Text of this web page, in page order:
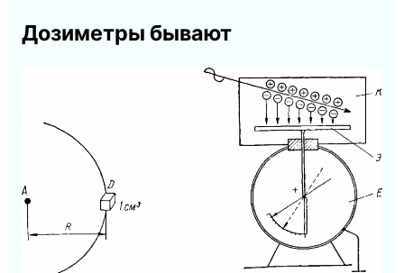
Дозиметры бывают